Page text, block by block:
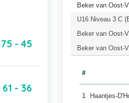
75 - 45
61 - 36
Beker van Oost-
U16 Niveau 3 C
Beker van Oost-
Beker van Oost-
#
1 Haantjes-